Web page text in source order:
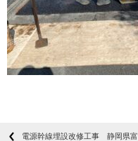
電源幹線埋設改修工事 静岡県